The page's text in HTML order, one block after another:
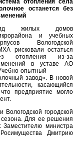
отопления села
останется без
жилых домов
и учебных
Вологодской
рисковали остаться
отопления из-за
в уставе АО
опытный
завод». В новой
касающийся
предприятие могло
Вологодской городской
сезона. Для ее решения
министра
Дмитрию